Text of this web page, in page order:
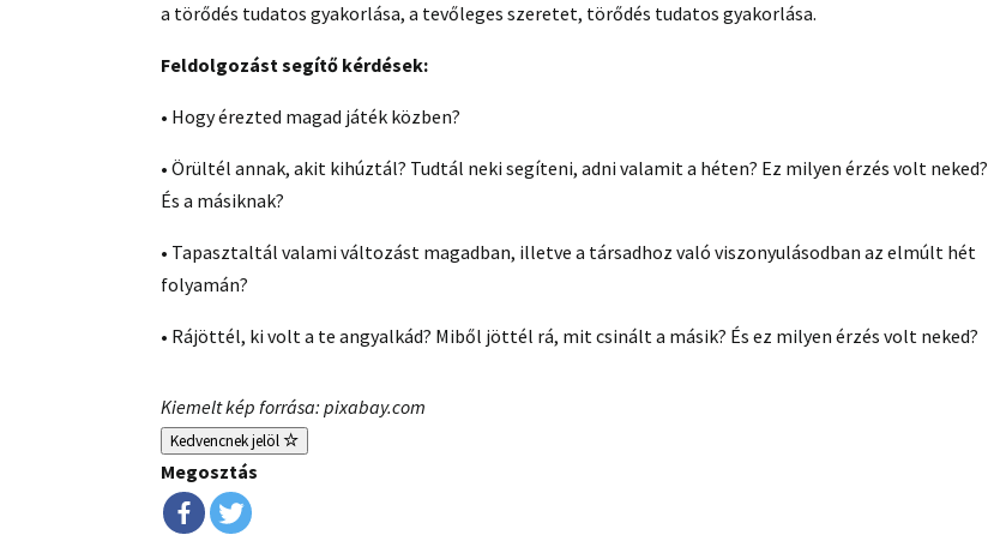
a törődés tudatos gyakorlása, a tevőleges szeretet, törődés tudatos gyakorlása.
Feldolgozást segítő kérdések:
• Hogy érezted magad játék közben?
• Örültél annak, akit kihúztál? Tudtál neki segíteni, adni valamit a héten? Ez milyen érzés volt neked?
És a másiknak?
• Tapasztaltál valami változást magadban, illetve a társadhoz való viszonyulásodban az elmúlt hét
folyamán?
• Rájöttél, ki volt a te angyalkád? Miből jöttél rá, mit csinált a másik? És ez milyen érzés volt neked?
Kiemelt kép forrása: pixabay.com
Kedvencnek jelöl
Megosztás